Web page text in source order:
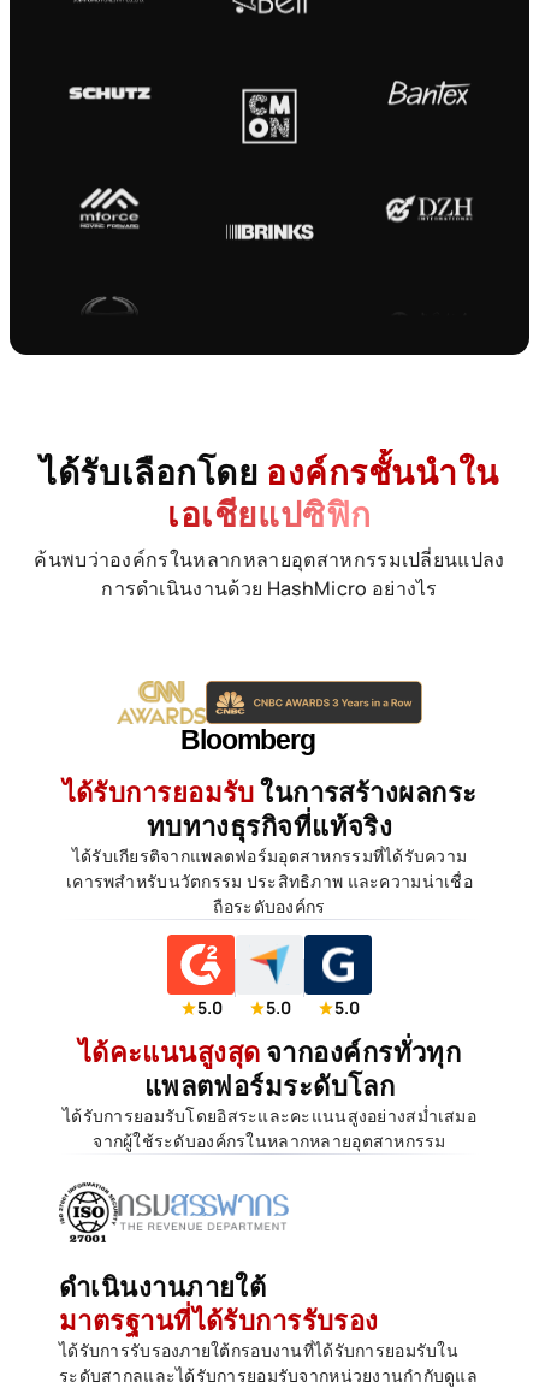
ได้รับเลือกโดย องค์กรชั้นนำใน
เอเชียแปซิฟิก
ค้นพบว่าองค์กรในหลากหลายอุตสาหกรรมเปลี่ยนแปลง
การดำเนินงานด้วย HashMicro อย่างไร
ได้รับการยอมรับในการสร้างผลกระ
ทบทางธุรกิจที่แท้จริง
ได้รับเกียรติจากแพลตฟอร์มอุตสาหกรรมที่ได้รับความ
เคารพสำหรับนวัตกรรม ประสิทธิภาพ และความน่าเชื่อ
ถือระดับองค์กร
5.0 5.0 5.0
ได้คะแนนสูงสุด จากองค์กรทั่วทุก
แพลตฟอร์มระดับโลก
ได้รับการยอมรับโดยอิสระและคะแนนสูงอย่างสม่ำเสมอ
จากผู้ใช้ระดับองค์กรในหลากหลายอุตสาหกรรม
ดำเนินงานภายใต้
มาตรฐานที่ได้รับการรับรอง
ได้รับการรับรองภายใต้กรอบงานที่ได้รับการยอมรับใน
ระดับสากลและได้รับการยอมรับจากหน่วยงานกำกับดูแล